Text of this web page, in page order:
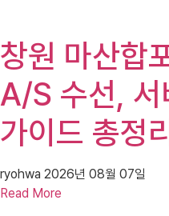
창원 마산합
A/S 수선, 서
가이드 총정리
ryohwa 2026년 08월 07일
Read More